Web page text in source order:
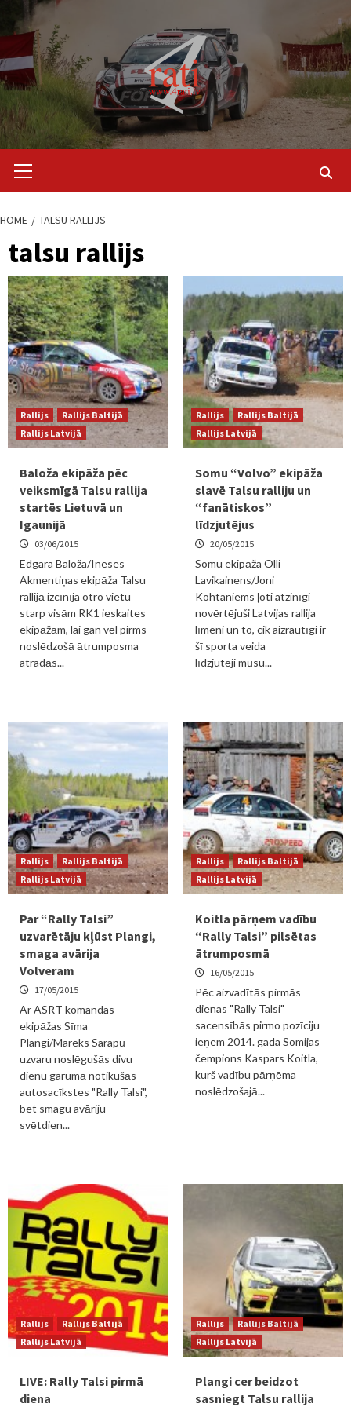
content
Menu
HOME TALSU RALLIJS
talsu rallijs
Rallijs
Rallijs Baltijā
Rallijs Latvijā
Baloža ekipāža pēc
veiksmīgā Talsu rallija
startēs Lietuvā un
Igaunijā
03/06/2015
Edgara Baloža/Ineses
Akmentiņas ekipāža Talsu
rallijā izcīnīja otro vietu
starp visām RK1 ieskaites
ekipāžām, lai gan vēl pirms
noslēdzošā ātrumposma
atradās...
Rallijs
Rallijs Baltijā
Rallijs Latvijā
Somu “Volvo” ekipāža
slavē Talsu ralliju un
“fanātiskos”
līdzjutējus
20/05/2015
Somu ekipāža Olli
Lavikainens/Joni
Kohtaniems ļoti atzinīgi
novērtējuši Latvijas rallija
līmeni un to, cik aizrautīgi ir
šī sporta veida
līdzjutēji mūsu...
Rallijs
Rallijs Baltijā
Rallijs Latvijā
Par “Rally Talsi”
uzvarētāju kļūst Plangi,
smaga avārija
Volveram
17/05/2015
Ar ASRT komandas
ekipāžas Sīma
Plangi/Mareks Sarapū
uzvaru noslēgušās divu
dienu garumā notikušās
autosacīkstes "Rally Talsi",
bet smagu avāriju
svētdien...
Rallijs
Rallijs Baltijā
Rallijs Latvijā
Koitla pārņem vadību
“Rally Talsi” pilsētas
ātrumposmā
16/05/2015
Pēc aizvadītās pirmās
dienas "Rally Talsi"
sacensībās pirmo pozīciju
ieņem 2014. gada Somijas
čempions Kaspars Koitla,
kurš vadību pārņēma
noslēdzošajā...
Rallijs
Rallijs Baltijā
Rallijs Latvijā
LIVE: Rally Talsi pirmā
diena
Rallijs
Rallijs Baltijā
Rallijs Latvijā
Plangi cer beidzot
sasniegt Talsu rallija